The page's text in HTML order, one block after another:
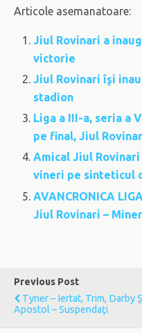
Articole asemanatoare:
Jiul Rovinari a
victorie
Jiul Rovinari îşi
stadion
Liga a III-a, seria a
pe final, Jiul
Amical Jiul
vineri pe sinteticul
AVANCRONICA
Jiul Rovinari –
Previous Post
Tyner – Iertat, Trim, Darby
Apostol – Suspendaţi